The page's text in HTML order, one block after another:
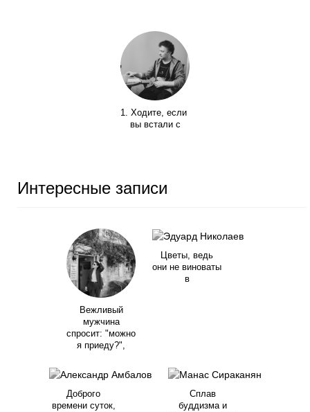
1. Ходите, если
вы встали с
Интересные записи
Вежливый
мужчина
спросит: "можно
я приеду?",
Цветы, ведь
они не виноваты
в
Доброго
времени суток,
Сплав
буддизма и